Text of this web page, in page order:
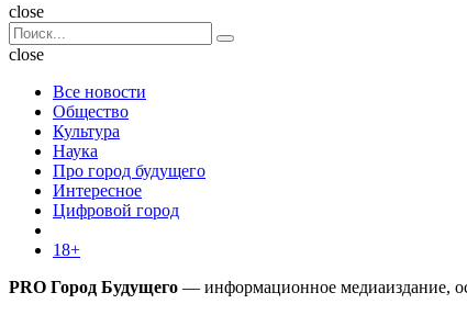
Поиск
close
Search
for:
Поиск
close
Все новости
Общество
Культура
Наука
Про город будущего
Интересное
Цифровой город
18+
PRO Город Будущего — информационное медиаиздание,